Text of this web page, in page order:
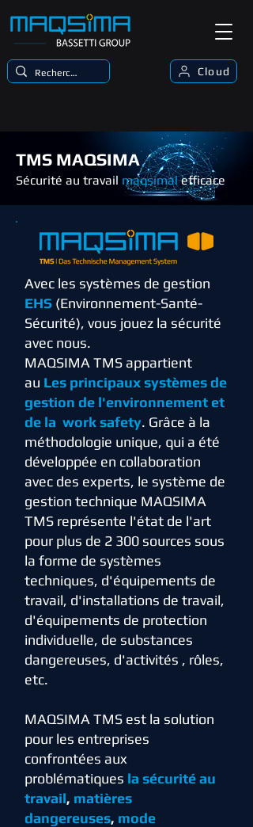
Cloud
TMS MAQSIMA
Sécurité au travail maqsimalefficace
Avec les systèmes de gestion
EHS (Environnement-Santé-
Sécurité), vous jouez la sécurité
avec nous.
MAQSIMA TMS appartient
au Les principaux systèmes de
gestion de l'environnement et
de la work safety. Grâce à la
méthodologie unique, qui a été
développée en collaboration
avec des experts, le système de
gestion technique MAQSIMA
TMS représente l'état de l'art
pour plus de 2 300 sources sous
la forme de systèmes
techniques, d'équipements de
travail, d'installations de travail,
d'équipements de protection
individuelle, de substances
dangereuses, d'activités , rôles,
etc.
MAQSIMA TMS est la solution
pour les entreprises
confrontées aux
problématiques la sécurité au
travail, matières
dangereuses, mode